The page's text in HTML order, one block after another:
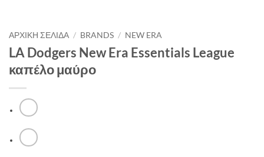
ΑΡΧΙΚΉ ΣΕΛΊΔΑ / BRANDS / NEW ERA
LA Dodgers New Era Essentials League
καπέλο μαύρο